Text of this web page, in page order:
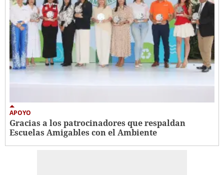
APOYO
Gracias a los patrocinadores que respaldan
Escuelas Amigables con el Ambiente